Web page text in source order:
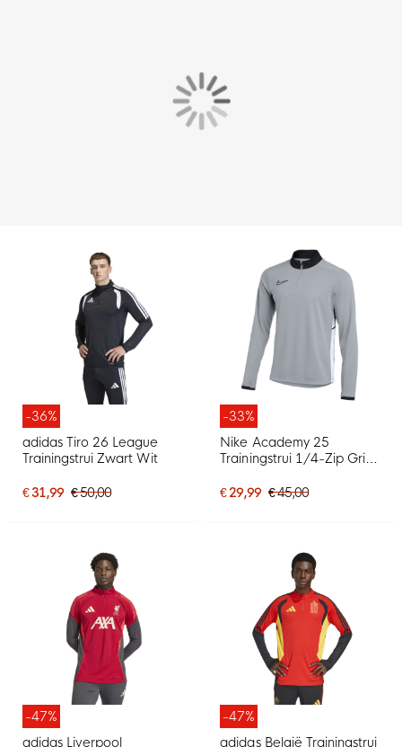
-36%
adidas Tiro 26 League
Trainingstrui Zwart Wit
€ 31,99 € 50,00
-33%
Nike Academy 25
Trainingstrui 1/4-Zip Grijs
€ 29,99 € 45,00
-47%
adidas Liverpool
-47%
adidas België Trainingstrui